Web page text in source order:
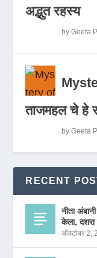
अद्भुत रहस्य
byGeeta P
ताजमहल चे हे
byGeeta P
RECENT
नीता
केला, दशरा
ऑक्टोबर 2,